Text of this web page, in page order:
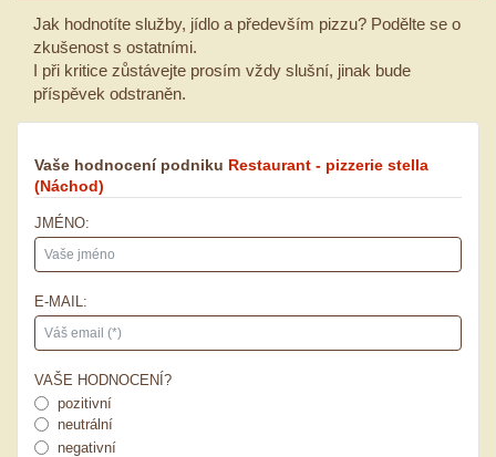
Jak hodnotíte služby, jídlo a především pizzu? Podělte se o
zkušenost s ostatními.
I při kritice zůstávejte prosím vždy slušní, jinak bude
příspěvek odstraněn.
Vaše hodnocení podniku Restaurant - pizzerie stella
(Náchod)
JMÉNO:
E-MAIL:
VAŠE HODNOCENÍ?
pozitivní
neutrální
negativní